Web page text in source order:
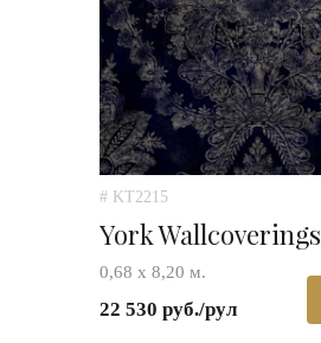
# KT2215
York Wallcoverings
0,68 х 8,20 м.
22 530 руб./рул